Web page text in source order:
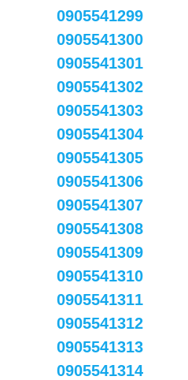
0905541299
0905541300
0905541301
0905541302
0905541303
0905541304
0905541305
0905541306
0905541307
0905541308
0905541309
0905541310
0905541311
0905541312
0905541313
0905541314